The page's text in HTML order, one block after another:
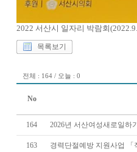
2022 서산시 일자리 박람회
목록보기
전체 : 164 / 오늘 : 0
No
164 2026년 서산여성새로일하
163 경력단절예방 지원사업 「